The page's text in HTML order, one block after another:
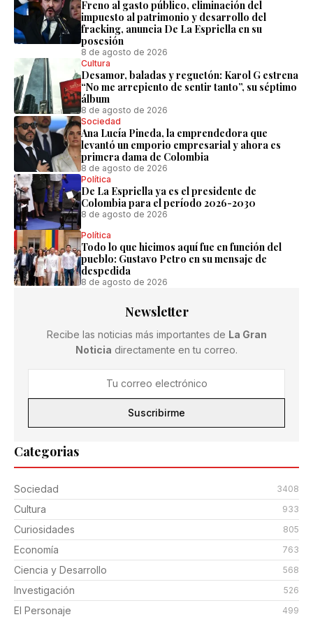
Freno al gasto público, eliminación del
impuesto al patrimonio y desarrollo del
fracking, anuncia De La Espriella en su
posesión
8 de agosto de 2026
Cultura
Desamor, baladas y reguetón: Karol G estrena
“No me arrepiento de sentir tanto”, su séptimo
álbum
8 de agosto de 2026
Sociedad
Ana Lucía Pineda, la emprendedora que
levantó un emporio empresarial y ahora es
primera dama de Colombia
8 de agosto de 2026
Política
De La Espriella ya es el presidente de
Colombia para el período 2026-2030
8 de agosto de 2026
Política
Todo lo que hicimos aquí fue en función del
pueblo: Gustavo Petro en su mensaje de
despedida
8 de agosto de 2026
Categorias
Sociedad 3408
Cultura 933
Curiosidades 805
Economía 763
Ciencia y Desarrollo 568
Investigación 526
El Personaje 499
Newsletter
Recibe las noticias más importantes de La Gran
Noticia directamente en tu correo.
Suscribirme